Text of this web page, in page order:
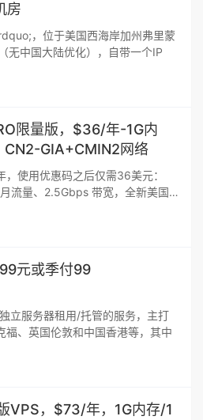
房
，位于美国西海岸加州弗里蒙
无中国大陆优化），自带一个IP
限量版，$36/年-1G内
GIA+CMIN2网络
使用优惠码之后仅需36美元：
流量、2.5Gbps 带宽，全新美国
元或季付99
立服务器租用/托管的服务，主打
福、英国伦敦和中国香港等，其中
VPS，$73/年，1G内存/1